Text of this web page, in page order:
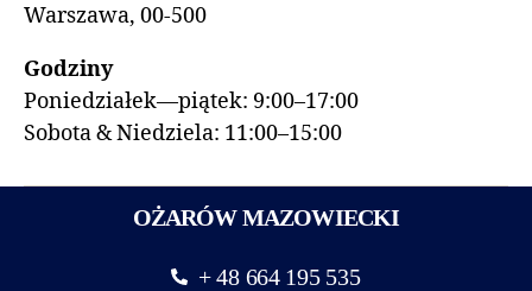
Warszawa, 00-500
Godziny
Poniedziałek—piątek: 9:00–17:00
Sobota & Niedziela: 11:00–15:00
OŻARÓW MAZOWIECKI
+ 48 664 195 535